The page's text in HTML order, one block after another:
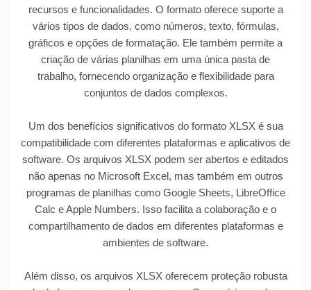
recursos e funcionalidades. O formato oferece suporte a
vários tipos de dados, como números, texto, fórmulas,
gráficos e opções de formatação. Ele também permite a
criação de várias planilhas em uma única pasta de
trabalho, fornecendo organização e flexibilidade para
conjuntos de dados complexos.
Um dos benefícios significativos do formato XLSX é sua
compatibilidade com diferentes plataformas e aplicativos de
software. Os arquivos XLSX podem ser abertos e editados
não apenas no Microsoft Excel, mas também em outros
programas de planilhas como Google Sheets, LibreOffice
Calc e Apple Numbers. Isso facilita a colaboração e o
compartilhamento de dados em diferentes plataformas e
ambientes de software.
Além disso, os arquivos XLSX oferecem proteção robusta